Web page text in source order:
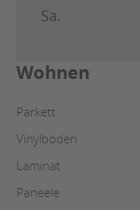
Sa.
Wohnen
Parkett
Vinylboden
Laminat
Paneele